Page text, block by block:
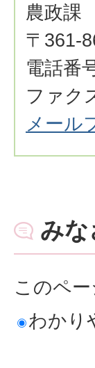
農政課
〒361-
電話番
ファク
メール
みな
このペ
わかり